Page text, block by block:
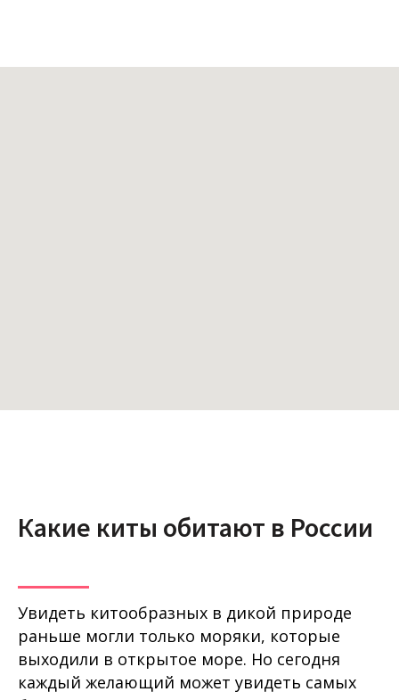
Какие киты обитают в России
Увидеть китообразных в дикой природе
раньше могли только моряки, которые
выходили в открытое море. Но сегодня
каждый желающий может увидеть самых